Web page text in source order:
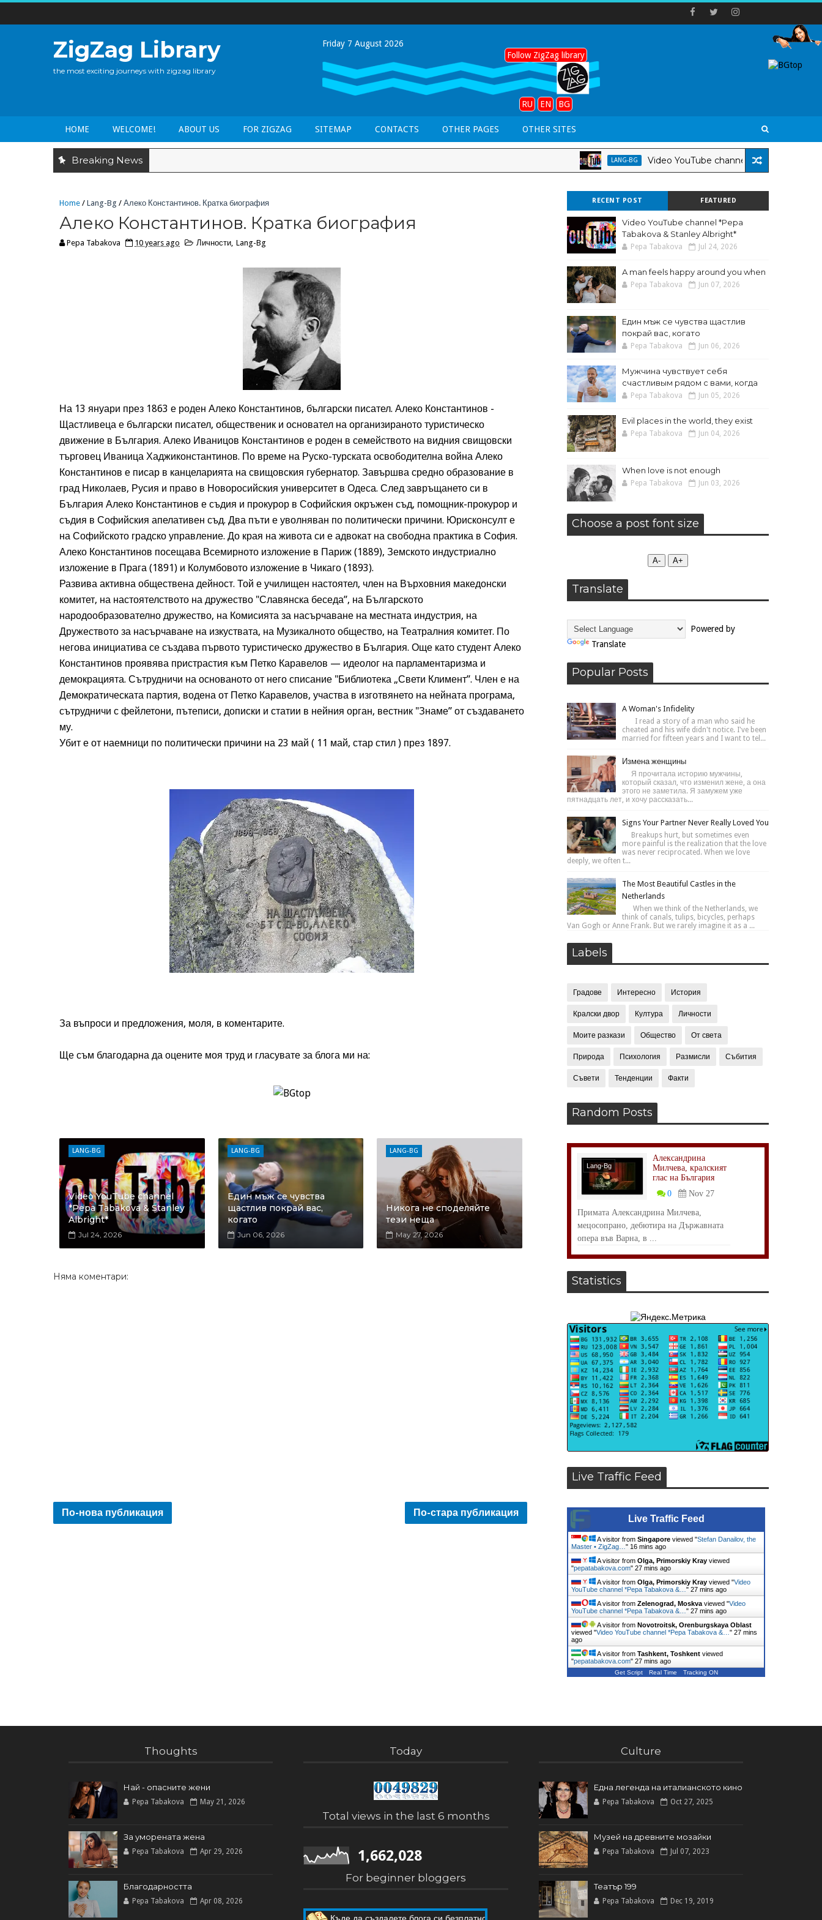
ZigZag Library
the most exciting journeys with zigzag library
Friday 7 August 2026
Follow ZigZag library
RU EN BG
HOME WELCOME! ABOUT US FOR ZIGZAG SITEMAP CONTACTS OTHER PAGES OTHER SITES
Breaking News LANG-BG Video YouTube channel *Pepa Tabakova &
Home / Lang-Bg / Алеко Константинов. Кратка биография
Алеко Константинов. Кратка биография
Pepa Tabakova 10 years ago Личности, Lang-Bg
На 13 януари през 1863 е роден Алеко Константинов, български писател. Алеко Константинов -
Щастливеца е български писател, общественик и основател на организираното туристическо
движение в България. Алеко Иваницов Константинов е роден в семейството на видния свищовски
търговец Иваница Хаджиконстантинов. По време на Руско-турската освободителна война Алеко
Константинов е писар в канцеларията на свищовския губернатор. Завършва средно образование в
град Николаев, Русия и право в Новоросийския университет в Одеса. След завръщането си в
България Алеко Константинов е съдия и прокурор в Софийския окръжен съд, помощник-прокурор и
съдия в Софийския апелативен съд. Два пъти е уволняван по политически причини. Юрисконсулт е
на Софийското градско управление. До края на живота си е адвокат на свободна практика в София.
Алеко Константинов посещава Всемирното изложение в Париж (1889), Земското индустриално
изложение в Прага (1891) и Колумбовото изложение в Чикаго (1893).
Развива активна обществена дейност. Той е училищен настоятел, член на Върховния македонски
комитет, на настоятелството на дружество "Славянска беседа”, на Българското
народообразователно дружество, на Комисията за насърчаване на местната индустрия, на
Дружеството за насърчаване на изкуствата, на Музикалното общество, на Театралния комитет. По
негова инициатива се създава първото туристическо дружество в България. Още като студент Алеко
Константинов проявява пристрастия към Петко Каравелов — идеолог на парламентаризма и
демокрацията. Сътрудничи на основаното от него списание "Библиотека „Свети Климент”. Член е на
Демократическата партия, водена от Петко Каравелов, участва в изготвянето на нейната програма,
сътрудничи с фейлетони, пътеписи, дописки и статии в нейния орган, вестник "Знаме” от създаването
му.
Убит е от наемници по политически причини на 23 май ( 11 май, стар стил ) през 1897.
За въпроси и предложения, моля, в коментарите.
Ще съм благодарна да оцените моя труд и гласувате за блога ми на:
LANG-BG
Video YouTube channel
*Pepa Tabakova & Stanley
Albright*
Jul 24, 2026
LANG-BG
Един мъж се чувства
щастлив покрай вас,
когато
Jun 06, 2026
LANG-BG
Никога не споделяйте
тези неща
May 27, 2026
Няма коментари:
По-нова публикация По-стара публикация
RECENT POST FEATURED
Video YouTube channel *Pepa
Tabakova & Stanley Albright*
Pepa Tabakova Jul 24, 2026
A man feels happy around you when
Pepa Tabakova Jun 07, 2026
Един мъж се чувства щастлив
покрай вас, когато
Pepa Tabakova Jun 06, 2026
Мужчина чувствует себя
счастливым рядом с вами, когда
Pepa Tabakova Jun 05, 2026
Evil places in the world, they exist
Pepa Tabakova Jun 04, 2026
When love is not enough
Pepa Tabakova Jun 03, 2026
Choose a post font size
А- А+
Translate
Powered by
Translate
Popular Posts
A Woman's Infidelity
I read a story of a man who said he
cheated and his wife didn't notice. I've been
married for fifteen years and I want to tel...
Измена женщины
Я прочитала историю мужчины,
который сказал, что изменил жене, а она
этого не заметила. Я замужем уже
пятнадцать лет, и хочу рассказать...
Signs Your Partner Never Really Loved You
Breakups hurt, but sometimes even
more painful is the realization that the love
was never reciprocated. When we love
deeply, we often t...
The Most Beautiful Castles in the
Netherlands
When we think of the Netherlands, we
think of canals, tulips, bicycles, perhaps
Van Gogh or Anne Frank. But we rarely imagine it as a ...
Labels
Градове Интересно История
Кралски двор Култура Личности
Моите разкази Общество От света
Природа Психология Размисли Събития
Съвети Тенденции Факти
Random Posts
Lang-Bg
Личности
Александрина
Милчева, кралският
глас на България
0
Nov 27
Примата Александрина Милчева,
мецосопрано, дебютира на Държавната
опера във Варна, в ...
Statistics
Live Traffic Feed
Live Traffic Feed
A visitor from Singapore viewed "Stefan Danailov, the
Master • ZigZag… " 16 mins ago
A visitor from Olga, Primorskiy Kray viewed
"pepatabakova.com" 27 mins ago
A visitor from Olga, Primorskiy Kray viewed "Video
YouTube channel *Pepa Tabakova &… " 27 mins ago
A visitor from Zelenograd, Moskva viewed "Video
YouTube channel *Pepa Tabakova &… " 27 mins ago
A visitor from Novotroitsk, Orenburgskaya Oblast
viewed "Video YouTube channel *Pepa Tabakova &… " 27 mins
ago
A visitor from Tashkent, Toshkent viewed
"pepatabakova.com" 27 mins ago
Get Script Real Time Tracking ON
Thoughts
Най - опасните жени
Pepa Tabakova May 21, 2026
За уморената жена
Pepa Tabakova Apr 29, 2026
Благодарността
Pepa Tabakova Apr 08, 2026
Today
Total views in the last 6 months
1,662,028
For beginner bloggers
Culture
Една легенда на италианското кинo
Pepa Tabakova Oct 27, 2025
Музей на древните мозайки
Pepa Tabakova Jul 07, 2023
Театър 199
Pepa Tabakova Dec 19, 2019